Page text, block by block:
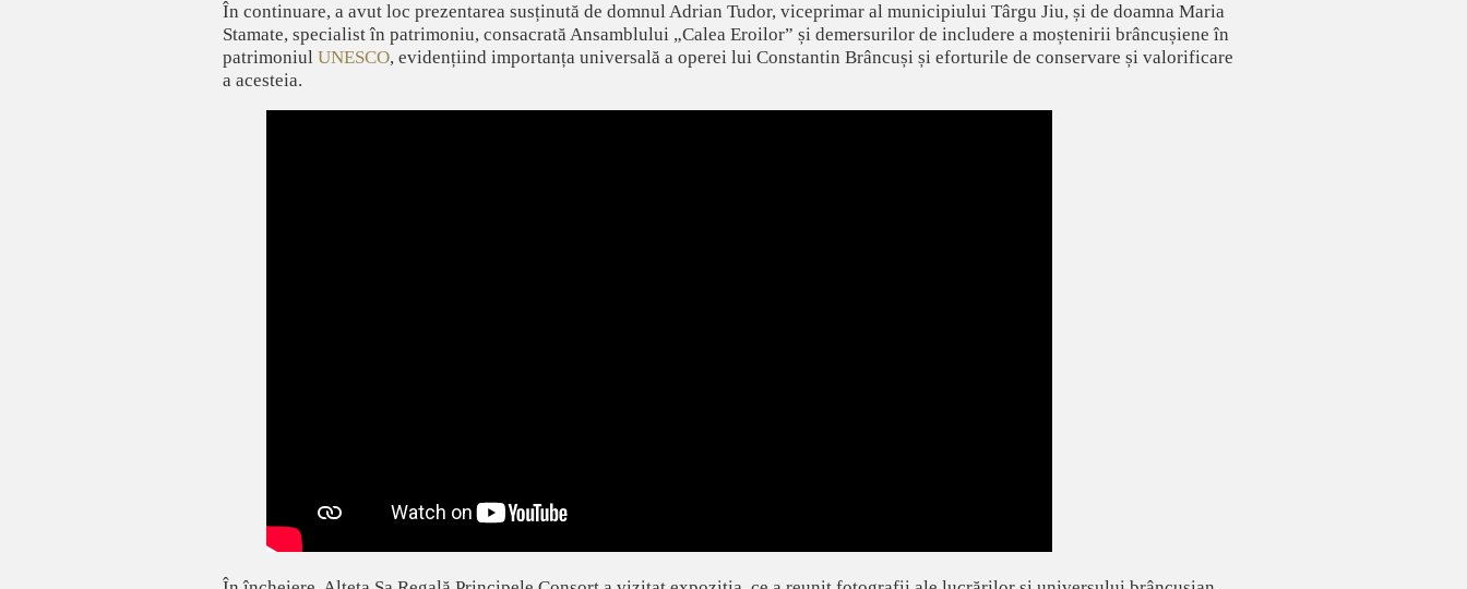
În continuare, a avut loc prezentarea susținută de domnul Adrian Tudor, viceprimar al municipiului Târgu Jiu, și de doamna Maria
Stamate, specialist în patrimoniu, consacrată Ansamblului „Calea Eroilor” și demersurilor de includere a moștenirii brâncușiene în
patrimoniul UNESCO, evidențiind importanța universală a operei lui Constantin Brâncuși și eforturile de conservare și valorificare
a acesteia.